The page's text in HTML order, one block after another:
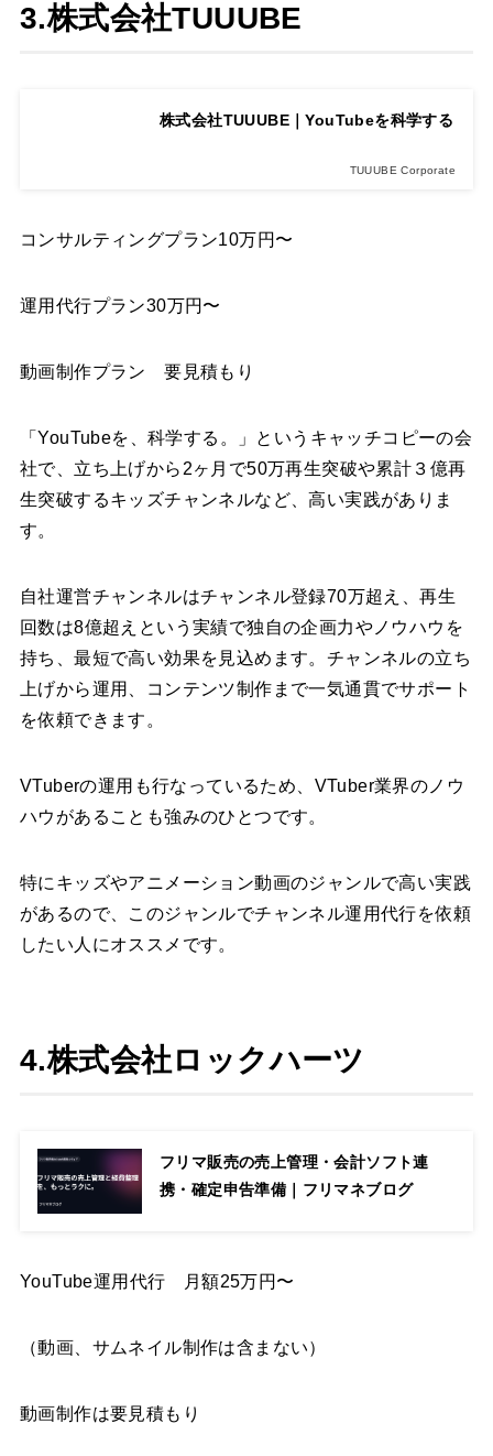
3.株式会社TUUUBE
株式会社TUUUBE｜YouTubeを科学する
TUUUBE Corporate
コンサルティングプラン10万円〜
運用代行プラン30万円〜
動画制作プラン 要見積もり
「YouTubeを、科学する。」というキャッチコピーの会
社で、立ち上げから2ヶ月で50万再生突破や累計３億再
生突破するキッズチャンネルなど、高い実践がありま
す。
自社運営チャンネルはチャンネル登録70万超え、再生
回数は8億超えという実績で独自の企画力やノウハウを
持ち、最短で高い効果を見込めます。チャンネルの立ち
上げから運用、コンテンツ制作まで一気通貫でサポート
を依頼できます。
VTuberの運用も行なっているため、VTuber業界のノウ
ハウがあることも強みのひとつです。
特にキッズやアニメーション動画のジャンルで高い実践
があるので、このジャンルでチャンネル運用代行を依頼
したい人にオススメです。
4.株式会社ロックハーツ
フリマ販売の売上管理・会計ソフト連
携・確定申告準備｜フリマネブログ
YouTube運用代行 月額25万円〜
（動画、サムネイル制作は含まない）
動画制作は要見積もり